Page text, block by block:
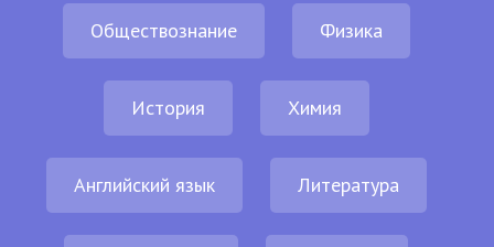
Обществознание Физика
История Химия
Английский язык Литература